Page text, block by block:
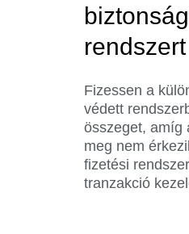
Fizessen a
védett
összeget, amíg
meg nem
fizetési
tranzakció